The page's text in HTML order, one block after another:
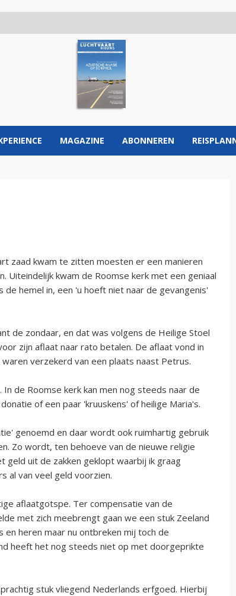
MAGAZINE ABONNEREN
zaad kwam te zitten moesten er een manieren
kwam de Roomse kerk met een geniaal
hemel in, een 'u hoeft niet naar de gevangenis'
de zondaar, en dat was volgens de Heilige Stoel
zijn aflaat naar rato betalen. De aflaat vond in
verzekerd van een plaats naast Petrus.
de Roomse kerk kan men nog steeds naar de
of een paar 'kruuskens' of heilige Maria's.
genoemd en daar wordt ook ruimhartig gebruik
Zo wordt, ten behoeve van de nieuwe religie
geld uit de zakken geklopt waarbij ik graag
al van veel geld voorzien.
aflaatgotspe. Ter compensatie van de
met zich meebrengt gaan we een stuk Zeeland
en heren maar nu ontbreken mij toch de
heeft het nog steeds niet op met doorgeprikte
stuk vliegend Nederlands erfgoed. Hierbij